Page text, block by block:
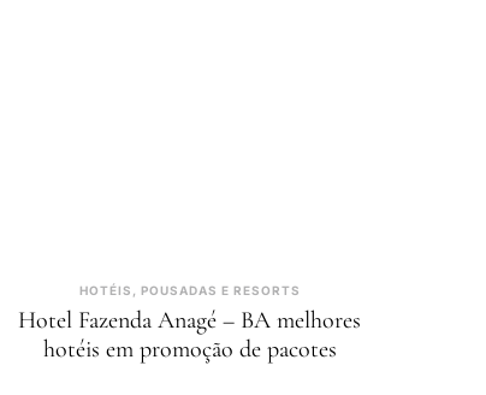
HOTÉIS, POUSADAS E RESORTS
Hotel Fazenda Anagé – BA melhores
hotéis em promoção de pacotes